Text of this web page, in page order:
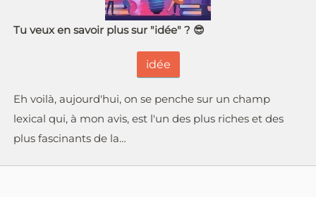
Tu veux en savoir plus sur "idée" ? 😎
idée
Eh voilà, aujourd'hui, on se penche sur un champ
lexical qui, à mon avis, est l'un des plus riches et des
plus fascinants de la…